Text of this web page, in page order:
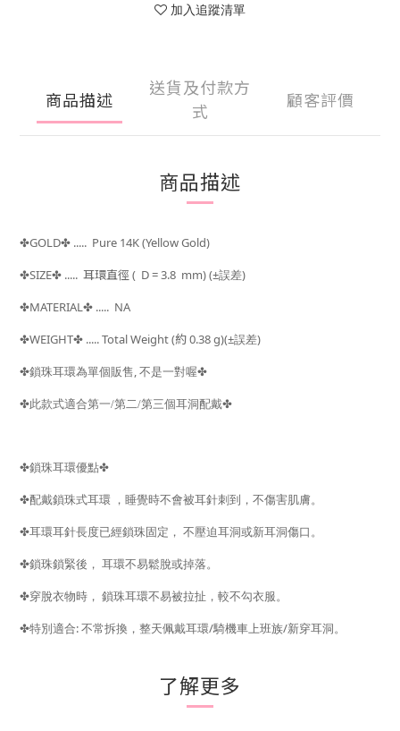
加入追蹤清單
商品描述
送貨及付款方
式
顧客評價
商品描述
✤GOLD✤ ..... Pure 14K (Yellow Gold)
✤SIZE✤ ..... 耳環直徑 ( D = 3.8 mm) (±誤差)
✤MATERIAL✤ ..... NA
✤WEIGHT✤ ..... Total Weight (約 0.38 g)(±誤差)
✤鎖珠耳環為單個販售, 不是一對喔✤
✤此款式適合第一/第二/第三個耳洞配戴✤
✤鎖珠耳環優點✤
✤配戴鎖珠式耳環 ，睡覺時不會被耳針刺到，不傷害肌膚。
✤耳環耳針長度已經鎖珠固定， 不壓迫耳洞或新耳洞傷口。
✤鎖珠鎖緊後， 耳環不易鬆脫或掉落。
✤穿脫衣物時， 鎖珠耳環不易被拉扯，較不勾衣服。
✤特別適合: 不常拆換，整天佩戴耳環/騎機車上班族/新穿耳洞。
了解更多